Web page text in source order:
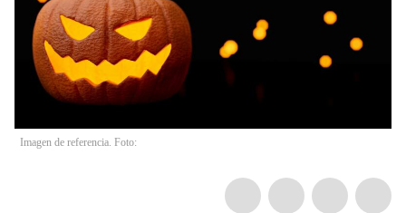
Imagen de referencia. Foto: